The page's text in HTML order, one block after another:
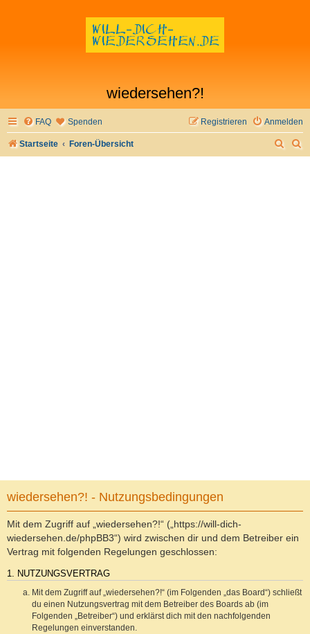
wiedersehen?!
FAQ Spenden Anmelden
Registrieren
Startseite Foren-Übersicht
wiedersehen?! - Nutzungsbedingungen
Mit dem Zugriff auf „wiedersehen?!“ („https://will-dich-
wiedersehen.de/phpBB3“) wird zwischen dir und dem Betreiber ein
Vertrag mit folgenden Regelungen geschlossen:
1. NUTZUNGSVERTRAG
Mit dem Zugriff auf „wiedersehen?!“ (im Folgenden „das Board“) schließt
du einen Nutzungsvertrag mit dem Betreiber des Boards ab (im
Folgenden „Betreiber“) und erklärst dich mit den nachfolgenden
Regelungen einverstanden.